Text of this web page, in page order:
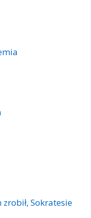
Sokratesie